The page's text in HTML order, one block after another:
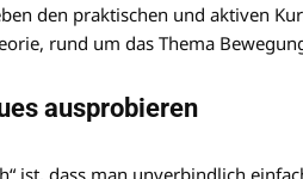
den praktischen und aktiven
rund um das Thema
ausprobieren
ist, dass man unverbindlich